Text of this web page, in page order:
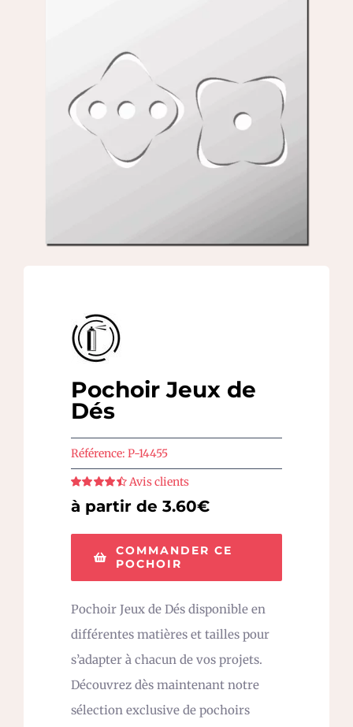
Pochoir Jeux de
Dés
Référence: P-14455
Note
sur
5
Avis clients
à partir de 3.60€
COMMANDER CE
POCHOIR
Pochoir Jeux de Dés disponible en
différentes matières et tailles pour
s’adapter à chacun de vos projets.
Découvrez dès maintenant notre
sélection exclusive de pochoirs